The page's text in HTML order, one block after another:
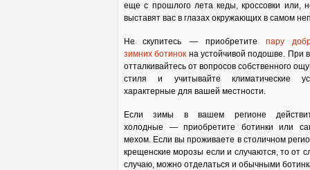
еще с прошлого лета кеды, кроссовки или,
выставят вас в глазах окружающих в самом
Не скупитесь — приобретите пару
зимних ботинок на устойчивой подошве. При
отталкивайтесь от вопросов собственного
стиля и учитывайте климатические
характерные для вашей местности.
Если зимы в вашем регионе
холодные — приобретите ботинки или
мехом. Если вы проживаете в столичном
крещенские морозы если и случаются, то от
случаю, можно отделаться и обычными